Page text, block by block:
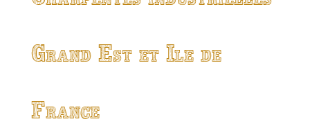
Grand Est et Ile de
France